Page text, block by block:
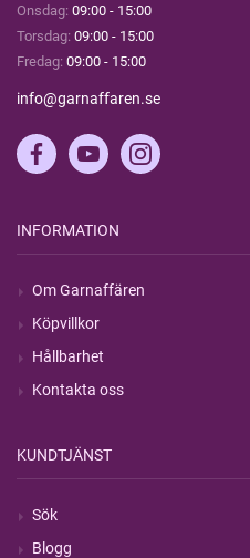
Onsdag: 09:00 - 15:00
Torsdag: 09:00 - 15:00
Fredag: 09:00 - 15:00
info@garnaffaren.se
INFORMATION
Om Garnaffären
Köpvillkor
Hållbarhet
Kontakta oss
KUNDTJÄNST
Sök
Blogg